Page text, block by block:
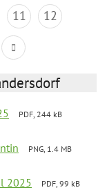
11
12
PDF, 244 kB
PNG, 1.4 MB
2025
PDF, 99 kB